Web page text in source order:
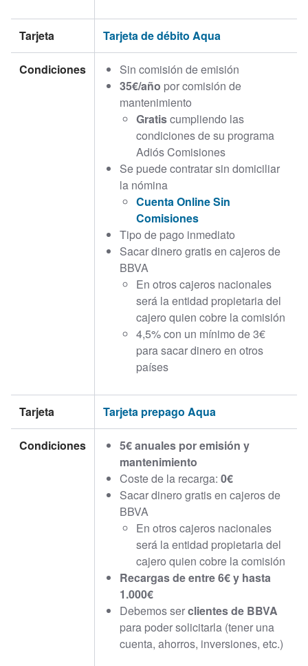
Tarjeta Tarjeta de débito Aqua
Condiciones
Sin comisión de emisión
35€/año por comisión de
mantenimiento
Gratiscumpliendo las
condiciones de su programa
Adiós Comisiones
Se puede contratar sin domiciliar
la nómina
Cuenta Online Sin
Comisiones
Tipo de pago inmediato
Sacar dinero gratis en cajeros de
BBVA
En otros cajeros nacionales
será la entidad propietaria del
cajero quien cobre la comisión
4,5% con un mínimo de 3€
para sacar dinero en otros
países
Tarjeta Tarjeta prepago Aqua
Condiciones
5€ anuales por emisión y
mantenimiento
Coste de la recarga: 0€
Sacar dinero gratis en cajeros de
BBVA
En otros cajeros nacionales
será la entidad propietaria del
cajero quien cobre la comisión
Recargas de entre 6€ y hasta
1.000€
Debemos serclientes de BBVA
para poder solicitarla (tener una
cuenta, ahorros, inversiones, etc.)